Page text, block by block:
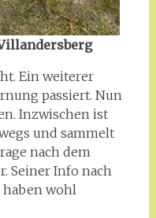
Ein weiterer
passiert. Nun
Inzwischen ist
und sammelt
nach dem
Seiner Info nach
haben wohl